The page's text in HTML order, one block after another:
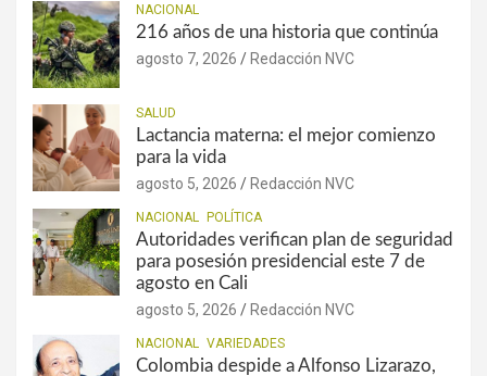
NACIONAL
216 años de una historia que continúa
agosto 7, 2026 Redacción NVC
SALUD
Lactancia materna: el mejor comienzo
para la vida
agosto 5, 2026 Redacción NVC
NACIONAL POLÍTICA
Autoridades verifican plan de seguridad
para posesión presidencial este 7 de
agosto en Cali
agosto 5, 2026 Redacción NVC
NACIONAL VARIEDADES
Colombia despide a Alfonso Lizarazo,